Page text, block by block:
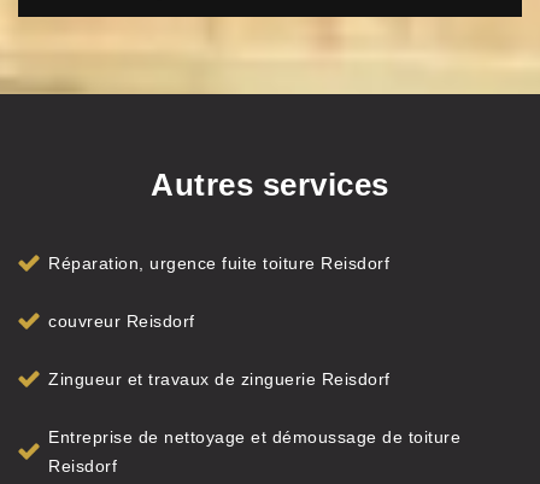
Autres services
Réparation, urgence fuite toiture Reisdorf
couvreur Reisdorf
Zingueur et travaux de zinguerie Reisdorf
Entreprise de nettoyage et démoussage de toiture
Reisdorf